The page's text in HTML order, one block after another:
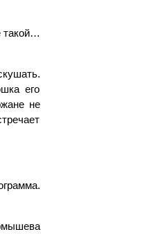
такой…
его
не